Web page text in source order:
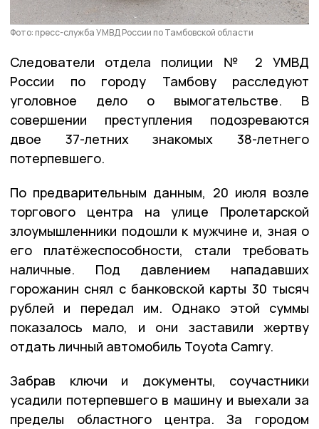
Фото: пресс-служба УМВД России по Тамбовской области
Следователи отдела полиции № 2 УМВД
России по городу Тамбову расследуют
уголовное дело о вымогательстве. В
совершении преступления подозреваются
двое 37-летних знакомых 38-летнего
потерпевшего.
По предварительным данным, 20 июля возле
торгового центра на улице Пролетарской
злоумышленники подошли к мужчине и, зная о
его платёжеспособности, стали требовать
наличные. Под давлением нападавших
горожанин снял с банковской карты 30 тысяч
рублей и передал им. Однако этой суммы
показалось мало, и они заставили жертву
отдать личный автомобиль Toyota Camry.
Забрав ключи и документы, соучастники
усадили потерпевшего в машину и выехали за
пределы областного центра. За городом